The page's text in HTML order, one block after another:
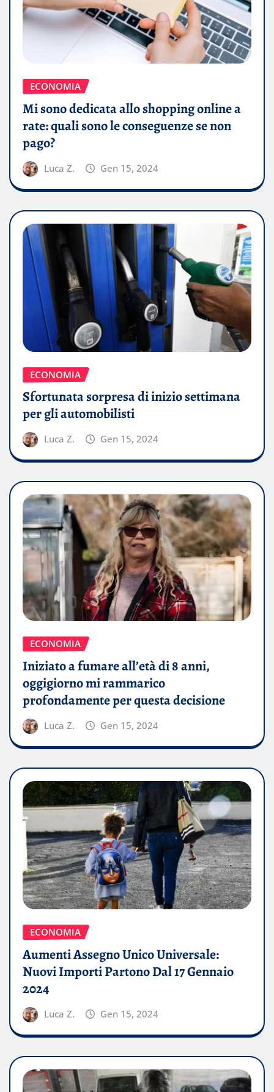
ECONOMIA
Mi sono dedicata allo shopping online a
rate: quali sono le conseguenze se non
pago?
Luca Z. Gen 15, 2024
ECONOMIA
Sfortunata sorpresa di inizio settimana
per gli automobilisti
Luca Z. Gen 15, 2024
ECONOMIA
Iniziato a fumare all’età di 8 anni,
oggigiorno mi rammarico
profondamente per questa decisione
Luca Z. Gen 15, 2024
ECONOMIA
Aumenti Assegno Unico Universale:
Nuovi Importi Partono Dal 17 Gennaio
2024
Luca Z. Gen 15, 2024